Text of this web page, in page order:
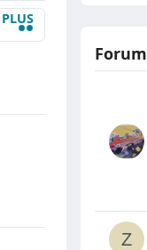
PLUS
••
Forum